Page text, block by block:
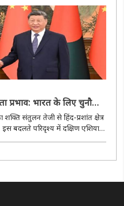
योजनाओं से जुड़ी बातें कही। ..
प्रभाव: भारत के लिए चुनौती,
समीकरण
इस बदलते परिदृश्य में दक्षिण एशिया